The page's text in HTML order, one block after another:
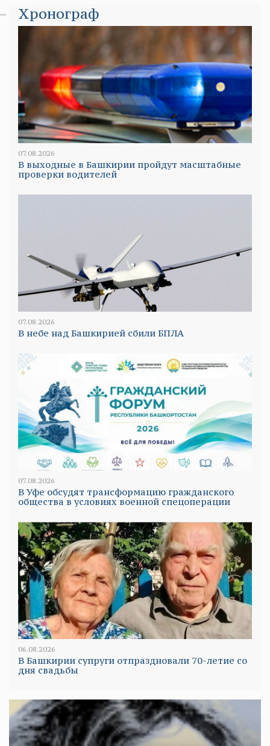
Хронограф
07.08.2026
В выходные в Башкирии пройдут масштабные
проверки водителей
07.08.2026
В небе над Башкирией сбили БПЛА
07.08.2026
В Уфе обсудят трансформацию гражданского
общества в условиях военной спецоперации
06.08.2026
В Башкирии супруги отпраздновали 70-летие со
дня свадьбы